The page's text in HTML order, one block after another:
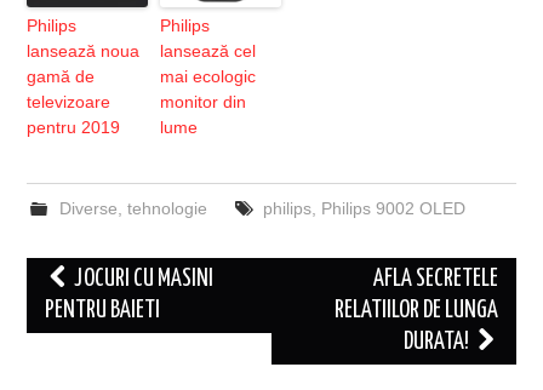
Philips
lansează noua
gamă de
televizoare
pentru 2019
Philips
lansează cel
mai ecologic
monitor din
lume
Diverse tehnologie philips, Philips 9002 OLED
Post
navigation
JOCURI CU MASINI
PENTRU BAIETI
AFLA SECRETELE
RELATIILOR DE LUNGA
DURATA!